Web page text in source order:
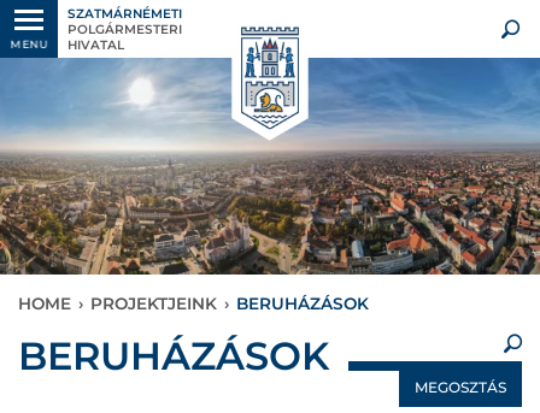
MENU
SZATMÁRNÉMETI
POLGÁRMESTERI
HIVATAL
HOME › PROJEKTJEINK › BERUHÁZÁSOK
×
BERUHÁZÁSOK
MEGOSZTÁS